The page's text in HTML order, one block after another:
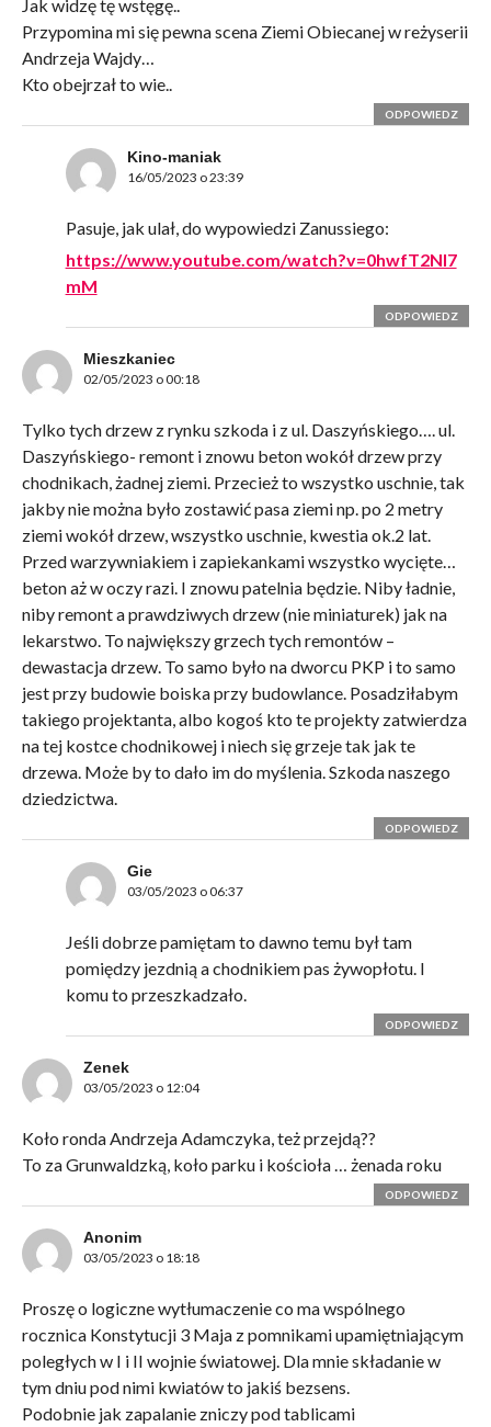
Jak widzę tę wstęgę..
Przypomina mi się pewna scena Ziemi Obiecanej w reżyserii
Andrzeja Wajdy…
Kto obejrzał to wie..
ODPOWIEDZ
Kino-maniak
16/05/2023 o 23:39
Pasuje, jak ulał, do wypowiedzi Zanussiego:
https://www.youtube.com/watch?v=0hwfT2Nl7
mM
ODPOWIEDZ
Mieszkaniec
02/05/2023 o 00:18
Tylko tych drzew z rynku szkoda i z ul. Daszyńskiego…. ul.
Daszyńskiego- remont i znowu beton wokół drzew przy
chodnikach, żadnej ziemi. Przecież to wszystko uschnie, tak
jakby nie można było zostawić pasa ziemi np. po 2 metry
ziemi wokół drzew, wszystko uschnie, kwestia ok.2 lat.
Przed warzywniakiem i zapiekankami wszystko wycięte…
beton aż w oczy razi. I znowu patelnia będzie. Niby ładnie,
niby remont a prawdziwych drzew (nie miniaturek) jak na
lekarstwo. To największy grzech tych remontów –
dewastacja drzew. To samo było na dworcu PKP i to samo
jest przy budowie boiska przy budowlance. Posadziłabym
takiego projektanta, albo kogoś kto te projekty zatwierdza
na tej kostce chodnikowej i niech się grzeje tak jak te
drzewa. Może by to dało im do myślenia. Szkoda naszego
dziedzictwa.
ODPOWIEDZ
Gie
03/05/2023 o 06:37
Jeśli dobrze pamiętam to dawno temu był tam
pomiędzy jezdnią a chodnikiem pas żywopłotu. I
komu to przeszkadzało.
ODPOWIEDZ
Zenek
03/05/2023 o 12:04
Koło ronda Andrzeja Adamczyka, też przejdą??
To za Grunwaldzką, koło parku i kościoła … żenada roku
ODPOWIEDZ
Anonim
03/05/2023 o 18:18
Proszę o logiczne wytłumaczenie co ma wspólnego
rocznica Konstytucji 3 Maja z pomnikami upamiętniającym
poległych w I i II wojnie światowej. Dla mnie składanie w
tym dniu pod nimi kwiatów to jakiś bezsens.
Podobnie jak zapalanie zniczy pod tablicami